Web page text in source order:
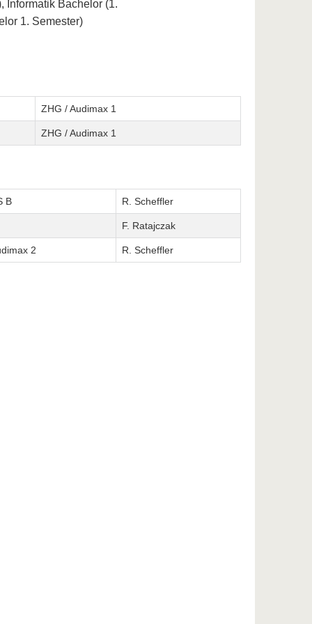
Informatik Bachelor (1.
1. Semester)
ZHG / Audimax 1
ZHG / Audimax 1
B R. Scheffler
F. Ratajczak
2 R. Scheffler